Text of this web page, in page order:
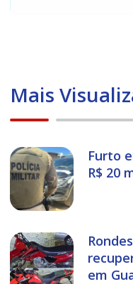
Mais
Furto
R$ 20
em